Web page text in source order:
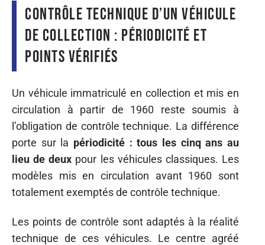
Contrôle technique d’un véhicule
de collection : périodicité et
points vérifiés
Un véhicule immatriculé en collection et mis en
circulation à partir de 1960 reste soumis à
l’obligation de contrôle technique. La différence
porte sur la périodicité : tous les cinq ans au
lieu de deux pour les véhicules classiques. Les
modèles mis en circulation avant 1960 sont
totalement exemptés de contrôle technique.
Les points de contrôle sont adaptés à la réalité
technique de ces véhicules. Le centre agréé